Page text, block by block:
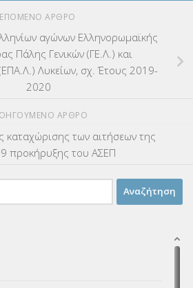
ΕΠΌΜΕΝΟ ΆΡΘΡΟ
αγώνων Ελληνορωμαϊκής
Πάλης Γενικών (ΓΕ.Λ.) και
Λυκείων, σχ. Έτους 2019-
2020
ΆΡΘΡΟ
των αιτήσεων της
προκήρυξης του ΑΣΕΠ